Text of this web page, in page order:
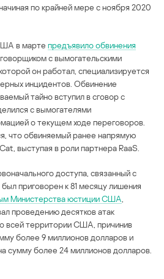
по крайней мере с ноября 2020
в марте предъявило обвинения
с вымогательскими
он работал, специализируется
инцидентов. Обвинение
тайно вступил в сговор с
с вымогателями
о текущем ходе переговоров.
что обвиняемый ранее напрямую
выступая в роли партнера RaaS.
доступа, связанный с
приговорен к 81 месяцу лишения
Министерства юстиции США
проведению десятков атак
всей территории США, причинив
более 9 миллионов долларов и
сумму более 24 миллионов долларов.